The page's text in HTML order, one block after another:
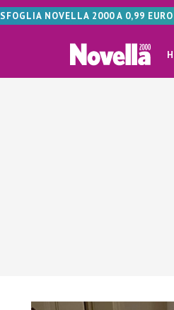
SFOGLIA NOVELLA 2000 A 0,99